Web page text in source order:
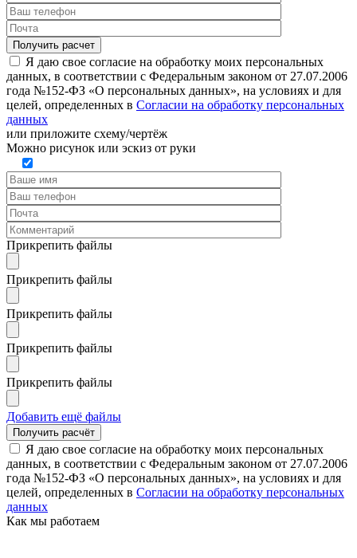
Я даю свое согласие на обработку моих персональных
данных, в соответствии с Федеральным законом от 27.07.2006
года №152-ФЗ «О персональных данных», на условиях и для
целей, определенных в Согласии на обработку персональных
данных
или приложите схему/чертёж
Можно рисунок или эскиз от руки
Прикрепить файлы
Прикрепить файлы
Прикрепить файлы
Прикрепить файлы
Прикрепить файлы
Добавить ещё файлы
Я даю свое согласие на обработку моих персональных
данных, в соответствии с Федеральным законом от 27.07.2006
года №152-ФЗ «О персональных данных», на условиях и для
целей, определенных в Согласии на обработку персональных
данных
Как мы работаем